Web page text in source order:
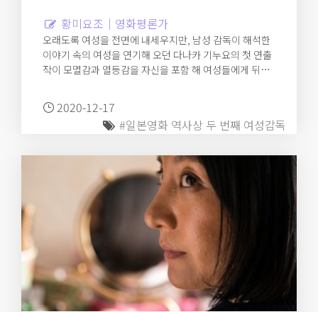
황미요조｜영화평론가
오래도록 여성을 전면에 내세우지만, 남성 감독이 해석한
이야기 속의 여성을 연기해 오던 다나카 기누요의 첫 연출
작이 모멸감과 열등감을 자신을 포함 해 여성들에게 뒤집
을 대신해 체현하는 것 외에 자신을 표현하고 이해시키는
방식을 찾기 어려운 곤란을 멜로드라마적으로 동시에 냉
철하게 사유하고 있다는 사실은 의미심장하다.
2020-12-17
#일본영화 역사상 두 번째 여성감독